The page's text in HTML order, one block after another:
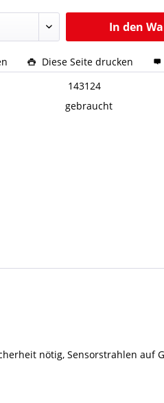
In den
Diese Seite drucken
143124
gebraucht
nötig, Sensorstrahlen auf